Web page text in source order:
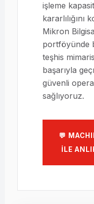
işleme
kararlılığını
Mikron
portföyünde
teşhis
başarıyla
güvenli
sağlıyoruz.
💬
İLE